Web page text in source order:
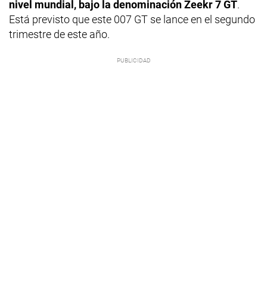
nivel mundial, bajo la denominación Zeekr 7 GT.
Está previsto que este 007 GT se lance en el segundo
trimestre de este año.